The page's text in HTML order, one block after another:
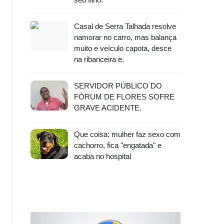
Casal de Serra Talhada resolve
namorar no carro, mas balança
muito e veículo capota, desce
na ribanceira e.
SERVIDOR PÚBLICO DO
FÓRUM DE FLORES SOFRE
GRAVE ACIDENTE.
Que coisa: mulher faz sexo com
cachorro, fica "engatada" e
acaba no hospital